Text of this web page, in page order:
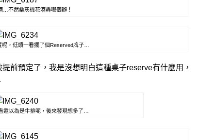
…不然桑灰機花酒轟啷個辦！
呢，低頭一看擺了個Reserved牌子…
前預定了，我是沒想明白這種桌子reserve有什麼用，
還以為是牛排呢，後來發現想多了…